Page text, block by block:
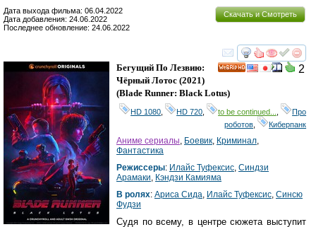
Скачать и Смотреть
Дата выхода фильма: 06.04.2022
Дата добавления: 24.06.2022
Последнее обновление: 24.06.2022
смотреть
2
Бегущий По Лезвию:
Чёрный Лотос (2021)
(Blade Runner: Black Lotus)
HD 1080 HD 720 to be continued...
Про
роботов
Киберпанк
Аниме сериалы, Боевик, Криминал,
Фантастика
Режиссеры: Илайс Туфексис, Синдзи
Арамаки, Кэндзи Камияма
В ролях: Ариса Сида, Илайс Туфексис, Синсю
Фудзи
Судя по всему, в центре сюжета выступит